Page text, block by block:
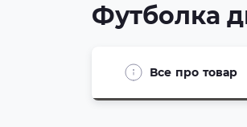
Футболка
Все про товар